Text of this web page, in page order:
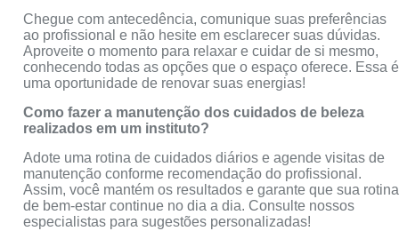
Chegue com antecedência, comunique suas preferências
ao profissional e não hesite em esclarecer suas dúvidas.
Aproveite o momento para relaxar e cuidar de si mesmo,
conhecendo todas as opções que o espaço oferece. Essa é
uma oportunidade de renovar suas energias!
Como fazer a manutenção dos cuidados de beleza
realizados em um instituto?
Adote uma rotina de cuidados diários e agende visitas de
manutenção conforme recomendação do profissional.
Assim, você mantém os resultados e garante que sua rotina
de bem-estar continue no dia a dia. Consulte nossos
especialistas para sugestões personalizadas!